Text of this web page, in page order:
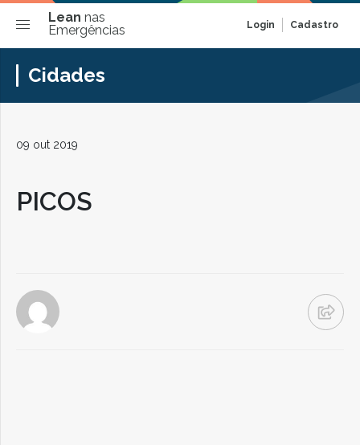
Lean nas
Emergências
Login Cadastro
Cidades
09 out 2019
PICOS